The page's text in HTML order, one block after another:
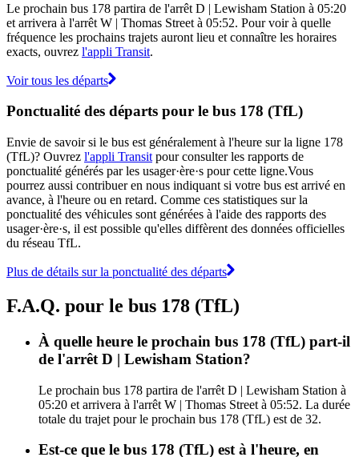
Le prochain bus 178 partira de l'arrêt D | Lewisham Station à 05:20
et arrivera à l'arrêt W | Thomas Street à 05:52. Pour voir à quelle
fréquence les prochains trajets auront lieu et connaître les horaires
exacts, ouvrez l'appli Transit.
Voir tous les départs
Ponctualité des départs pour le bus 178 (TfL)
Envie de savoir si le bus est généralement à l'heure sur la ligne 178
(TfL)? Ouvrez l'appli Transit pour consulter les rapports de
ponctualité générés par les usager·ère·s pour cette ligne.Vous
pourrez aussi contribuer en nous indiquant si votre bus est arrivé en
avance, à l'heure ou en retard. Comme ces statistiques sur la
ponctualité des véhicules sont générées à l'aide des rapports des
usager·ère·s, il est possible qu'elles diffèrent des données officielles
du réseau TfL.
Plus de détails sur la ponctualité des départs
F.A.Q. pour le bus 178 (TfL)
À quelle heure le prochain bus 178 (TfL) part-il
de l'arrêt D | Lewisham Station?
Le prochain bus 178 partira de l'arrêt D | Lewisham Station à
05:20 et arrivera à l'arrêt W | Thomas Street à 05:52. La durée
totale du trajet pour le prochain bus 178 (TfL) est de 32.
Est-ce que le bus 178 (TfL) est à l'heure, en